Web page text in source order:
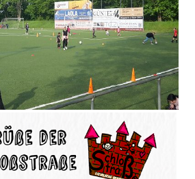
Fußballturnier